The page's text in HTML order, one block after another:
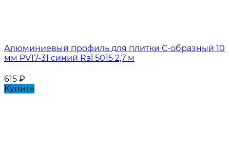
Алюминиевый профиль для плитки С-образный 10
мм PV17-31 синий Ral 5015 2,7 м
615 ₽
Купить